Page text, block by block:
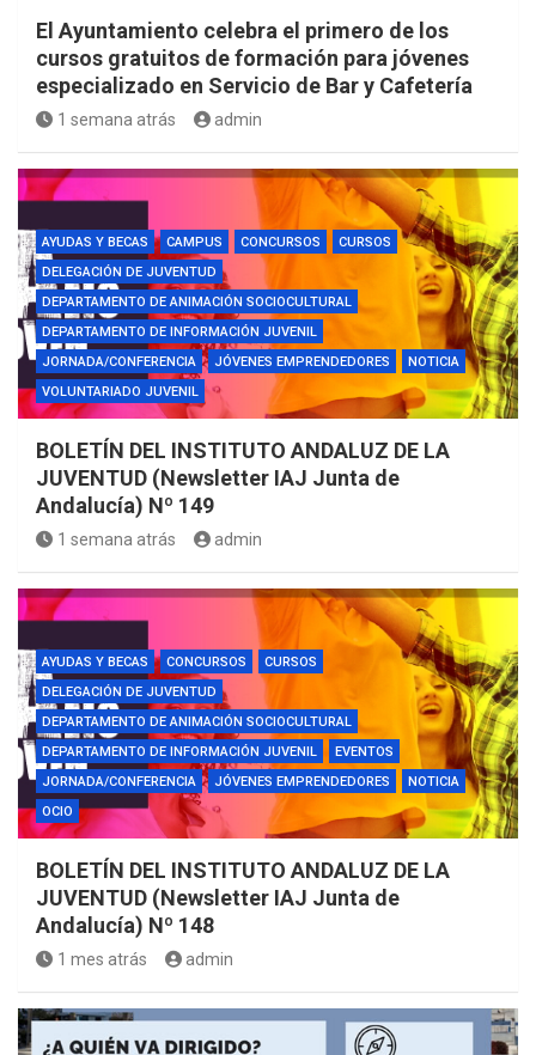
El Ayuntamiento celebra el primero de los
cursos gratuitos de formación para jóvenes
especializado en Servicio de Bar y Cafetería
1 semana atrás admin
AYUDAS Y BECAS CAMPUS CONCURSOS
CURSOS
DELEGACIÓN DE JUVENTUD
DEPARTAMENTO DE ANIMACIÓN SOCIOCULTURAL
DEPARTAMENTO DE INFORMACIÓN JUVENIL
JORNADA/CONFERENCIA
JÓVENES EMPRENDEDORES
NOTICIA
VOLUNTARIADO JUVENIL
BOLETÍN DEL INSTITUTO ANDALUZ DE LA
JUVENTUD (Newsletter IAJ Junta de
Andalucía) Nº 149
1 semana atrás admin
AYUDAS Y BECAS CONCURSOS
CURSOS
DELEGACIÓN DE JUVENTUD
DEPARTAMENTO DE ANIMACIÓN SOCIOCULTURAL
DEPARTAMENTO DE INFORMACIÓN JUVENIL
EVENTOS
JORNADA/CONFERENCIA
JÓVENES EMPRENDEDORES
NOTICIA
OCIO
BOLETÍN DEL INSTITUTO ANDALUZ DE LA
JUVENTUD (Newsletter IAJ Junta de
Andalucía) Nº 148
1 mes atrás admin